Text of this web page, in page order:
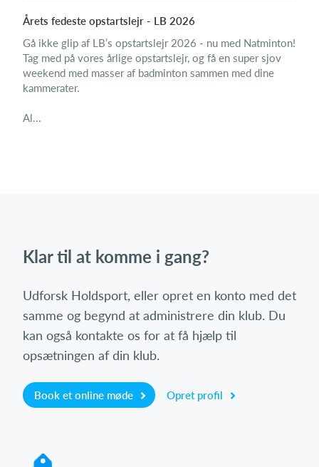
Årets fedeste opstartslejr - LB 2026
Gå ikke glip af LB’s opstartslejr 2026 - nu med Natminton!
Tag med på vores årlige opstartslejr, og få en super sjov
weekend med masser af badminton sammen med dine
kammerater.
Al...
Klar til at komme i gang?
Udforsk Holdsport, eller opret en konto med det
samme og begynd at administrere din klub. Du
kan også kontakte os for at få hjælp til
opsætningen af din klub.
Book et online møde Opret profil